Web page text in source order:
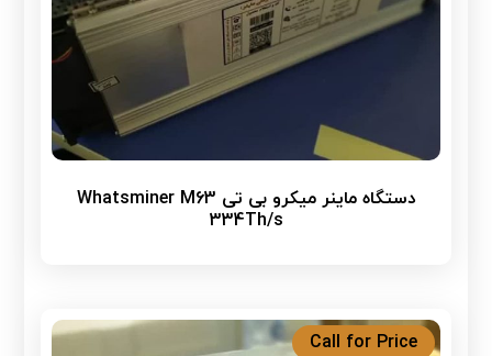
دستگاه ماینر میکرو بی تی Whatsminer M63
334Th/s
Call for Price